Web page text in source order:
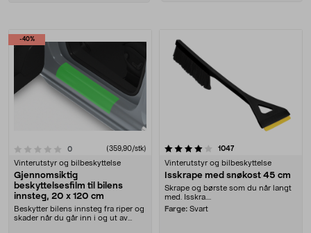
Produkter
-40%
0anmeldelser(359,90/stk)
Vinterutstyr og bilbeskyttelse
Gjennomsiktig
beskyttelsesfilm til bilens
innsteg, 20 x 120 cm
Beskytter bilens innsteg fra riper og
skader når du går inn i og ut av
4.0 av 5 stjerner 1047anmeldelser
Vinterutstyr og bilbeskyttelse
Isskrape med snøkost 45 cm
Skrape og børste som du når langt
med. Isskra....
Farge: Svart